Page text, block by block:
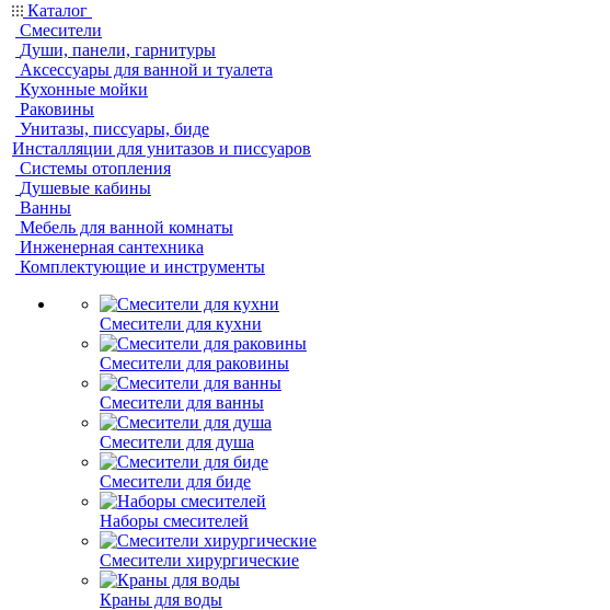
Каталог
Смесители
Души, панели, гарнитуры
Аксессуары для ванной и туалета
Кухонные мойки
Раковины
Унитазы, писсуары, биде
Инсталляции для унитазов и писсуаров
Системы отопления
Душевые кабины
Ванны
Мебель для ванной комнаты
Инженерная сантехника
Комплектующие и инструменты
Смесители для кухни
Смесители для раковины
Смесители для ванны
Смесители для душа
Смесители для биде
Наборы смесителей
Смесители хирургические
Краны для воды